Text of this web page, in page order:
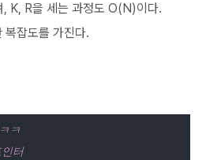
, K, R을 세는 과정도 O(N)이다.
잡도를 가진다.
ㅋ
터